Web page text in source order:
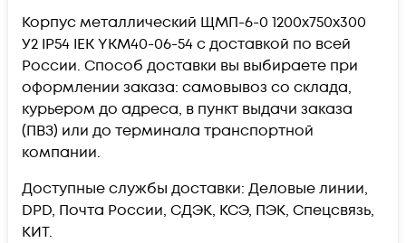
Корпус металлический ЩМП-6-0 1200х750х300
У2 IP54 IEK YKM40-06-54 c доставкой по всей
России. Способ доставки вы выбираете при
оформлении заказа: самовывоз со склада,
курьером до адреса, в пункт выдачи заказа
(ПВЗ) или до терминала транспортной
компании.
Доступные службы доставки: Деловые линии,
DPD, Почта России, СДЭК, КСЭ, ПЭК, Спецсвязь,
КИТ.